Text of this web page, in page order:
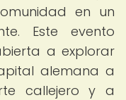
en un
Este evento
a explorar
alemana a
callejero y a